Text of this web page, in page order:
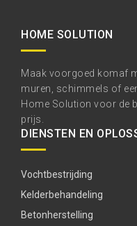
HOME SOLUTION
Maak voorgoed komaf
muren, schimmels of
Home Solution voor de
prijs.
DIENSTEN EN
Vochtbestrijding
Kelderbehandeling
Betonherstelling